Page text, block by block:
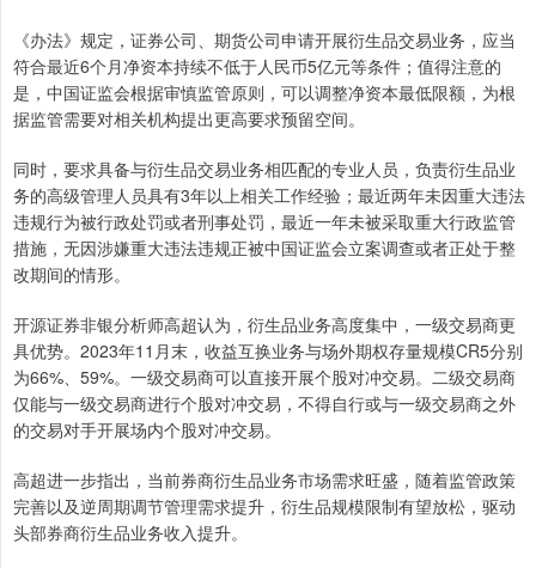
《办法》规定，证券公司、期货公司申请开展衍生品交易业务，应当
符合最近6个月净资本持续不低于人民币5亿元等条件；值得注意的
是，中国证监会根据审慎监管原则，可以调整净资本最低限额，为根
据监管需要对相关机构提出更高要求预留空间。
同时，要求具备与衍生品交易业务相匹配的专业人员，负责衍生品业
务的高级管理人员具有3年以上相关工作经验；最近两年未因重大违法
违规行为被行政处罚或者刑事处罚，最近一年未被采取重大行政监管
措施，无因涉嫌重大违法违规正被中国证监会立案调查或者正处于整
改期间的情形。
开源证券非银分析师高超认为，衍生品业务高度集中，一级交易商更
具优势。2023年11月末，收益互换业务与场外期权存量规模CR5分别
为66%、59%。一级交易商可以直接开展个股对冲交易。二级交易商
仅能与一级交易商进行个股对冲交易，不得自行或与一级交易商之外
的交易对手开展场内个股对冲交易。
高超进一步指出，当前券商衍生品业务市场需求旺盛，随着监管政策
完善以及逆周期调节管理需求提升，衍生品规模限制有望放松，驱动
头部券商衍生品业务收入提升。